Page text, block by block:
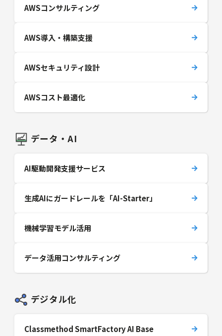
AWSコンサルティング
AWS導入・構築支援
AWSセキュリティ設計
AWSコスト最適化
データ・AI
AI駆動開発支援サービス
生成AIにガードレールを「AI-Starter」
機械学習モデル活用
データ活用コンサルティング
デジタル化
Classmethod SmartFactory AI Base